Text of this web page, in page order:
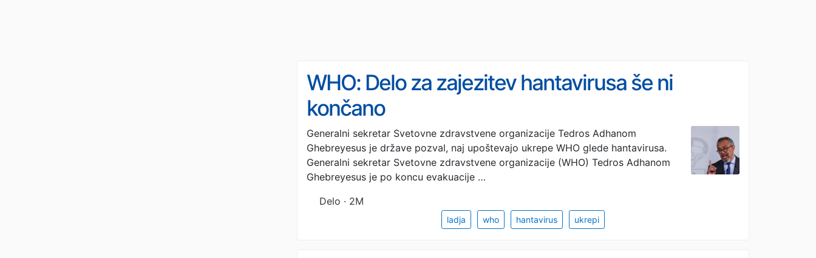
WHO: Delo za zajezitev hantavirusa še ni
končano
Generalni sekretar Svetovne zdravstvene organizacije Tedros Adhanom
Ghebreyesus je države pozval, naj upoštevajo ukrepe WHO glede hantavirusa.
Generalni sekretar Svetovne zdravstvene organizacije (WHO) Tedros Adhanom
Ghebreyesus je po koncu evakuacije …
Delo · 2M
ladja who hantavirus ukrepi